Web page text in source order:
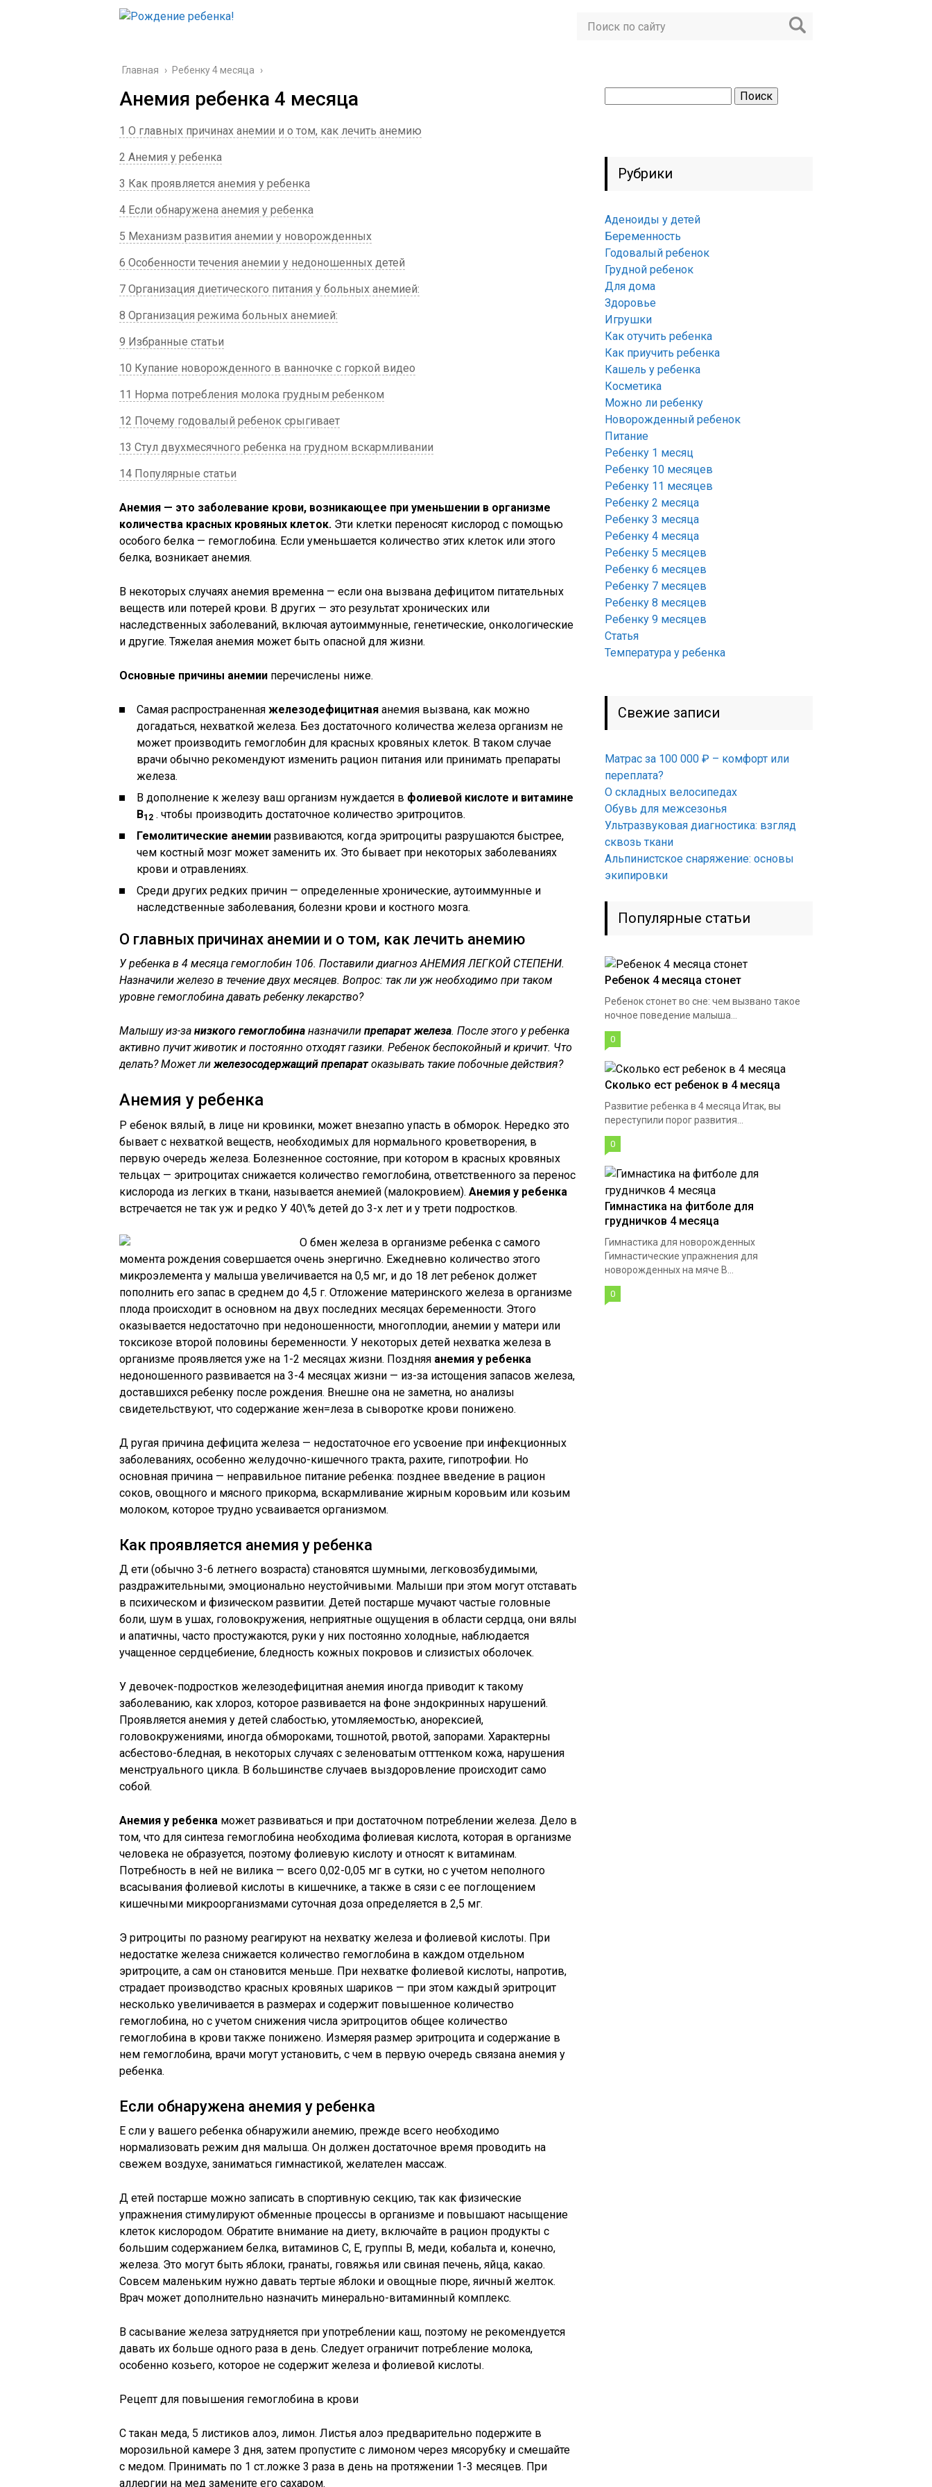
Главная › Ребенку 4 месяца ›
Анемия ребенка 4 месяца
1 О главных причинах анемии и о том, как лечить анемию
2 Анемия у ребенка
3 Как проявляется анемия у ребенка
4 Если обнаружена анемия у ребенка
5 Механизм развития анемии у новорожденных
6 Особенности течения анемии у недоношенных детей
7 Организация диетического питания у больных анемией:
8 Организация режима больных анемией:
9 Избранные статьи
10 Купание новорожденного в ванночке с горкой видео
11 Норма потребления молока грудным ребенком
12 Почему годовалый ребенок срыгивает
13 Стул двухмесячного ребенка на грудном вскармливании
14 Популярные статьи
Анемия — это заболевание крови, возникающее при уменьшении в организме
количества красных кровяных клеток. Эти клетки переносят кислород с помощью
особого белка — гемоглобина. Если уменьшается количество этих клеток или этого
белка, возникает анемия.
В некоторых случаях анемия временна — если она вызвана дефицитом питательных
веществ или потерей крови. В других — это результат хронических или
наследственных заболеваний, включая аутоиммунные, генетические, онкологические
и другие. Тяжелая анемия может быть опасной для жизни.
Основные причины анемии перечислены ниже.
Самая распространенная железодефицитная анемия вызвана, как можно
догадаться, нехваткой железа. Без достаточного количества железа организм не
может производить гемоглобин для красных кровяных клеток. В таком случае
врачи обычно рекомендуют изменить рацион питания или принимать препараты
железа.
В дополнение к железу ваш организм нуждается в фолиевой кислоте и витамине
B12 . чтобы производить достаточное количество эритроцитов.
Гемолитические анемии развиваются, когда эритроциты разрушаются быстрее,
чем костный мозг может заменить их. Это бывает при некоторых заболеваниях
крови и отравлениях.
Среди других редких причин — определенные хронические, аутоиммунные и
наследственные заболевания, болезни крови и костного мозга.
О главных причинах анемии и о том, как лечить анемию
У ребенка в 4 месяца гемоглобин 106. Поставили диагноз АНЕМИЯ ЛЕГКОЙ СТЕПЕНИ.
Назначили железо в течение двух месяцев. Вопрос: так ли уж необходимо при таком
уровне гемоглобина давать ребенку лекарство?
Малышу из-за низкого гемоглобина назначили препарат железа. После этого у ребенка
активно пучит животик и постоянно отходят газики. Ребенок беспокойный и кричит. Что
делать? Может лижелезосодержащий препаратоказывать такие побочные действия?
Анемия у ребенка
Р ебенок вялый, в лице ни кровинки, может внезапно упасть в обморок. Нередко это
бывает с нехваткой веществ, необходимых для нормального кроветворения, в
первую очередь железа. Болезненное состояние, при котором в красных кровяных
тельцах — эритроцитах снижается количество гемоглобина, ответственного за перенос
кислорода из легких в ткани, называется анемией (малокровием). Анемия у ребенка
встречается не так уж и редко У 40\% детей до 3-х лет и у трети подростков.
О бмен железа в организме ребенка с самого
момента рождения совершается очень энергично. Ежедневно количество этого
микроэлемента у малыша увеличивается на 0,5 мг, и до 18 лет ребенок должет
пополнить его запас в среднем до 4,5 г. Отложение материнского железа в организме
плода происходит в основном на двух последних месяцах беременности. Этого
оказывается недостаточно при недоношенности, многоплодии, анемии у матери или
токсикозе второй половины беременности. У некоторых детей нехватка железа в
организме проявляется уже на 1-2 месяцах жизни. Поздняя анемия у ребенка
недоношенного развивается на 3-4 месяцах жизни — из-за истощения запасов железа,
доставшихся ребенку после рождения. Внешне она не заметна, но анализы
свидетельствуют, что содержание жен=леза в сыворотке крови понижено.
Д ругая причина дефицита железа — недостаточное его усвоение при инфекционных
заболеваниях, особенно желудочно-кишечного тракта, рахите, гипотрофии. Но
основная причина — неправильное питание ребенка: позднее введение в рацион
соков, овощного и мясного прикорма, вскармливание жирным коровьим или козьим
молоком, которое трудно усваивается организмом.
Как проявляется анемия у ребенка
Д ети (обычно 3-6 летнего возраста) становятся шумными, легковозбудимыми,
раздражительными, эмоционально неустойчивыми. Малыши при этом могут отставать
в психическом и физическом развитии. Детей постарше мучают частые головные
боли, шум в ушах, головокружения, неприятные ощущения в области сердца, они вялы
и апатичны, часто простужаются, руки у них постоянно холодные, наблюдается
учащенное сердцебиение, бледность кожных покровов и слизистых оболочек.
У девочек-подростков железодефицитная анемия иногда приводит к такому
заболеванию, как хлороз, которое развивается на фоне эндокринных нарушений.
Проявляется анемия у детей слабостью, утомляемостью, анорексией,
головокружениями, иногда обмороками, тошнотой, рвотой, запорами. Характерны
асбестово-бледная, в некоторых случаях с зеленоватым отттенком кожа, нарушения
менструального цикла. В большинстве случаев выздоровление происходит само
собой.
Анемия у ребенка может развиваться и при достаточном потреблении железа. Дело в
том, что для синтеза гемоглобина необходима фолиевая кислота, которая в организме
человека не образуется, поэтому фолиевую кислоту и относят к витаминам.
Потребность в ней не вилика — всего 0,02-0,05 мг в сутки, но с учетом неполного
всасывания фолиевой кислоты в кишечнике, а также в сязи с ее поглощением
кишечными микроорганизмами суточная доза определяется в 2,5 мг.
Э ритроциты по разному реагируют на нехватку железа и фолиевой кислоты. При
недостатке железа снижается количество гемоглобина в каждом отдельном
эритроците, а сам он становится меньше. При нехватке фолиевой кислоты, напротив,
страдает производство красных кровяных шариков — при этом каждый эритроцит
несколько увеличивается в размерах и содержит повышенное количество
гемоглобина, но с учетом снижения числа эритроцитов общее количество
гемоглобина в крови также понижено. Измеряя размер эритроцита и содержание в
нем гемоглобина, врачи могут установить, с чем в первую очередь связана анемия у
ребенка.
Если обнаружена анемия у ребенка
Е сли у вашего ребенка обнаружили анемию, прежде всего необходимо
нормализовать режим дня малыша. Он должен достаточное время проводить на
свежем воздухе, заниматься гимнастикой, желателен массаж.
Д етей постарше можно записать в спортивную секцию, так как физические
упражнения стимулируют обменные процессы в организме и повышают насыщение
клеток кислородом. Обратите внимание на диету, включайте в рацион продукты с
большим содержанием белка, витаминов С, Е, группы В, меди, кобальта и, конечно,
железа. Это могут быть яблоки, гранаты, говяжья или свиная печень, яйца, какао.
Совсем маленьким нужно давать тертые яблоки и овощные пюре, яичный желток.
Врач может дополнительно назначить минерально-витаминный комплекс.
В сасывание железа затрудняется при употреблении каш, поэтому не рекомендуется
давать их больше одного раза в день. Следует ограничит потребление молока,
особенно козьего, которое не содержит железа и фолиевой кислоты.
Рецепт для повышения гемоглобина в крови
С такан меда, 5 листиков алоэ, лимон. Листья алоэ предварительно подержите в
морозильной камере 3 дня, затем пропустите с лимоном через мясорубку и смешайте
с медом. Принимать по 1 ст.ложке 3 раза в день на протяжении 1-3 месяцев. При
аллергии на мед замените его сахаром.
Рубрики
Аденоиды у детей
Беременность
Годовалый ребенок
Грудной ребенок
Для дома
Здоровье
Игрушки
Как отучить ребенка
Как приучить ребенка
Кашель у ребенка
Косметика
Можно ли ребенку
Новорожденный ребенок
Питание
Ребенку 1 месяц
Ребенку 10 месяцев
Ребенку 11 месяцев
Ребенку 2 месяца
Ребенку 3 месяца
Ребенку 4 месяца
Ребенку 5 месяцев
Ребенку 6 месяцев
Ребенку 7 месяцев
Ребенку 8 месяцев
Ребенку 9 месяцев
Статья
Температура у ребенка
Свежие записи
Матрас за 100 000 ₽ – комфорт или
переплата?
О складных велосипедах
Обувь для межсезонья
Ультразвуковая диагностика: взгляд
сквозь ткани
Альпинистское снаряжение: основы
экипировки
Популярные статьи
Ребенок 4 месяца стонет
Ребенок стонет во сне: чем вызвано такое
ночное поведение малыша...
0
Сколько ест ребенок в 4 месяца
Развитие ребенка в 4 месяца Итак, вы
переступили порог развития...
0
Гимнастика на фитболе для
грудничков 4 месяца
Гимнастика для новорожденных
Гимнастические упражнения для
новорожденных на мяче В...
0